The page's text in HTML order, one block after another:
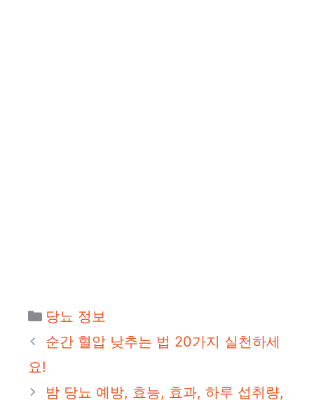
카
테
당뇨 정보
순간 혈압 낮추는 법 20가지 실천하세
요!
밤 당뇨 예방, 효능, 효과, 하루 섭취량,